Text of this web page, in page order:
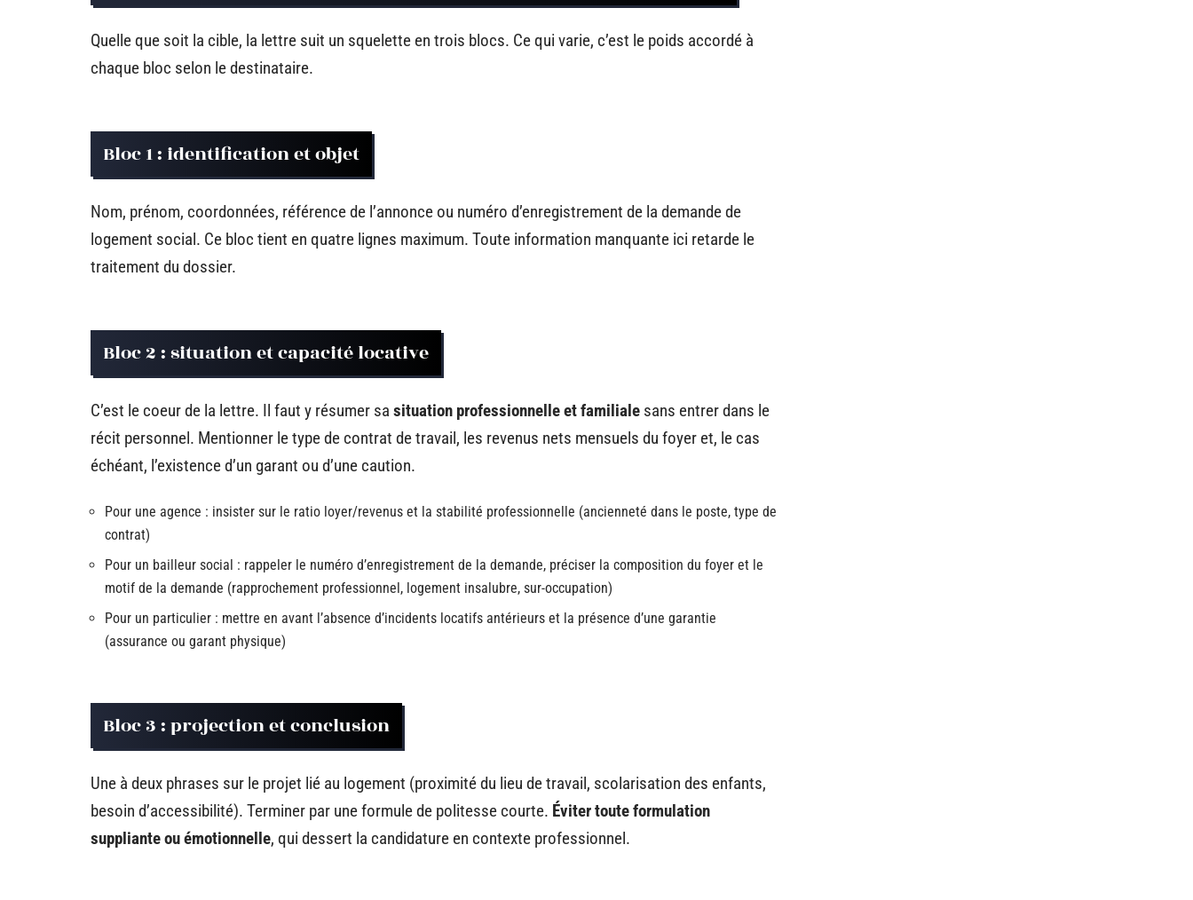
Quelle que soit la cible, la lettre suit un squelette en trois blocs. Ce qui varie, c’est le poids accordé à
chaque bloc selon le destinataire.
Bloc 1 : identification et objet
Nom, prénom, coordonnées, référence de l’annonce ou numéro d’enregistrement de la demande de
logement social. Ce bloc tient en quatre lignes maximum. Toute information manquante ici retarde le
traitement du dossier.
Bloc 2 : situation et capacité locative
C’est le coeur de la lettre. Il faut y résumer sa situation professionnelle et familiale sans entrer dans le
récit personnel. Mentionner le type de contrat de travail, les revenus nets mensuels du foyer et, le cas
échéant, l’existence d’un garant ou d’une caution.
Pour une agence : insister sur le ratio loyer/revenus et la stabilité professionnelle (ancienneté dans le poste, type de
contrat)
Pour un bailleur social : rappeler le numéro d’enregistrement de la demande, préciser la composition du foyer et le
motif de la demande (rapprochement professionnel, logement insalubre, sur-occupation)
Pour un particulier : mettre en avant l’absence d’incidents locatifs antérieurs et la présence d’une garantie
(assurance ou garant physique)
Bloc 3 : projection et conclusion
Une à deux phrases sur le projet lié au logement (proximité du lieu de travail, scolarisation des enfants,
besoin d’accessibilité). Terminer par une formule de politesse courte. Éviter toute formulation
suppliante ou émotionnelle, qui dessert la candidature en contexte professionnel.